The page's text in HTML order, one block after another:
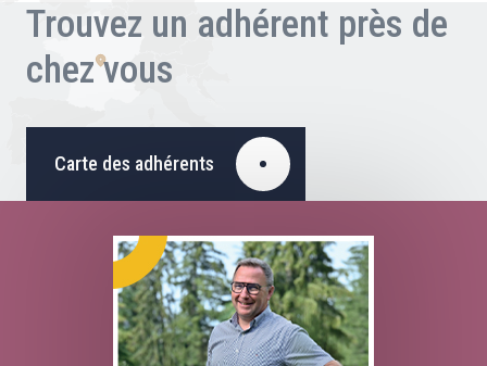
Trouvez un adhérent près de
chez vous
Carte des adhérents